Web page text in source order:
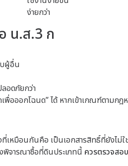
ง่ายกว่า
น.ส.3 ก
ผู้อื่น
ลอดภัยกว่า
อออกโฉนด” ได้ หากเข้าเกณฑ์ตามกฎ
เหมือนกันคือ เป็นเอกสารสิทธิ์ที่ยังไม่
พิจารณาซื้อที่ดินประเภทนี้ ควรตรวจสอ